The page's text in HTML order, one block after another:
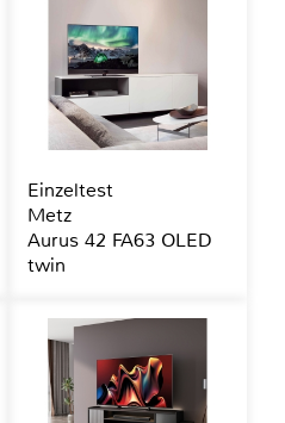
Einzeltest
Metz
Aurus 42 FA63 OLED
twin